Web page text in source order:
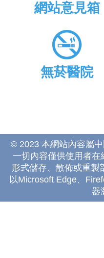
網站意見箱
無菸醫院
© 2023 本網站內容屬
一切內容僅供使用者
形式儲存、散佈或重製
以Microsoft Edge、
器